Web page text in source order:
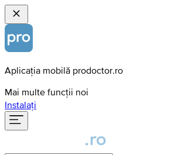
Aplicația mobilă prodoctor.ro
Mai multe funcții noi
Instalați